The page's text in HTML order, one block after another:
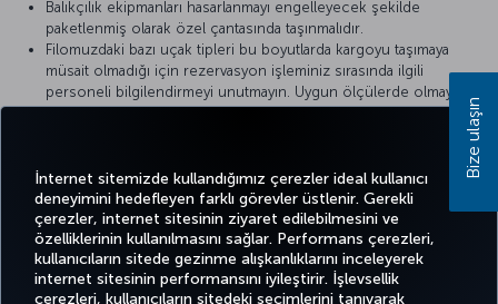
İnternet sitemizde kullandığımız çerezler ideal kullanıcı
deneyimini hedefleyen farklı görevler üstlenir. Gerekli
çerezler, internet sitesinin ziyaret edilebilmesini ve
özelliklerinin kullanılmasını sağlar. Performans çerezleri,
kullanıcıların sitede gezinme alışkanlıklarını inceleyerek
internet sitesinin performansını iyileştirir. İşlevsellik
çerezleri, kullanıcıların sitedeki seçimlerini tanıyarak
Balıkçılık ekipmanları hasarlanmayı engelleyecek şekilde
paketlenmiş olarak özel çantasında taşınmalıdır.
Filomuzdaki bazı uçak tipleri bu boyutlarda kargoyu taşımaya
müsait olmadığı için rezervasyon işleminiz sırasında ilgili
personeli bilgilendirmeyi unutmayın. Uygun ölçülerde olmayan
TwitterFacebook
Instagram
YoutubeLinkedIn
TiktokBlogPinterest
Bize ulaşın